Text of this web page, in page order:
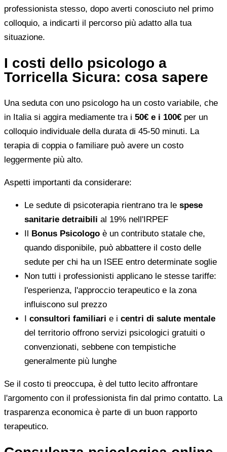
professionista stesso, dopo averti conosciuto nel primo
colloquio, a indicarti il percorso più adatto alla tua
situazione.
I costi dello psicologo a
Torricella Sicura: cosa sapere
Una seduta con uno psicologo ha un costo variabile, che
in Italia si aggira mediamente tra i 50€ e i 100€ per un
colloquio individuale della durata di 45-50 minuti. La
terapia di coppia o familiare può avere un costo
leggermente più alto.
Aspetti importanti da considerare:
Le sedute di psicoterapia rientrano tra le spese
sanitarie detraibili al 19% nell'IRPEF
Il Bonus Psicologo è un contributo statale che,
quando disponibile, può abbattere il costo delle
sedute per chi ha un ISEE entro determinate soglie
Non tutti i professionisti applicano le stesse tariffe:
l'esperienza, l'approccio terapeutico e la zona
influiscono sul prezzo
I consultori familiari e i centri di salute mentale
del territorio offrono servizi psicologici gratuiti o
convenzionati, sebbene con tempistiche
generalmente più lunghe
Se il costo ti preoccupa, è del tutto lecito affrontare
l'argomento con il professionista fin dal primo contatto. La
trasparenza economica è parte di un buon rapporto
terapeutico.